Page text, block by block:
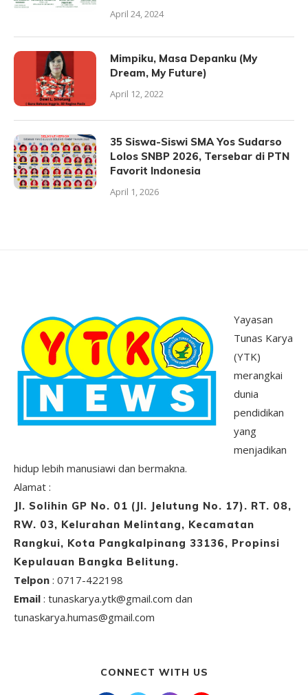
April 24, 2024
Mimpiku, Masa Depanku (My
Dream, My Future)
April 12, 2022
35 Siswa-Siswi SMA Yos Sudarso
Lolos SNBP 2026, Tersebar di PTN
Favorit Indonesia
April 1, 2026
Yayasan
Tunas Karya
(YTK)
merangkai
dunia
pendidikan
yang
menjadikan
hidup lebih manusiawi dan bermakna.
Alamat :
Jl. Solihin GP No. 01 (Jl. Jelutung No. 17). RT. 08,
RW. 03, Kelurahan Melintang, Kecamatan
Rangkui, Kota Pangkalpinang 33136, Propinsi
Kepulauan Bangka Belitung.
Telpon : 0717-422198
Email : tunaskarya.ytk@gmail.com dan
tunaskarya.humas@gmail.com
CONNECT WITH US